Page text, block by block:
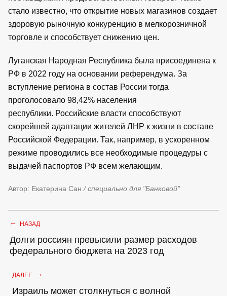
стало известно, что открытие новых магазинов создает
здоровую рыночную конкуренцию в мелкорозничной
торговле и способствует снижению цен.
Луганская Народная Республика была присоединена к
РФ в 2022 году на основании референдума. За
вступление региона в состав России тогда
проголосовало 98,42% населения
республики. Российские власти способствуют
скорейшей адаптации жителей ЛНР к жизни в составе
Российской Федерации. Так, например, в ускоренном
режиме проводились все необходимые процедуры с
выдачей паспортов РФ всем желающим.
Автор: Екатерина Сан / специально для "Банковой"
← НАЗАД
Долги россиян превысили размер расходов
федерального бюджета на 2023 год
ДАЛЕЕ →
Израиль может столкнуться с волной